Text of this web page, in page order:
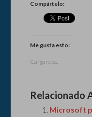
Compártelo:
Me gusta esto:
Cargando...
Relacionado
Microsoft